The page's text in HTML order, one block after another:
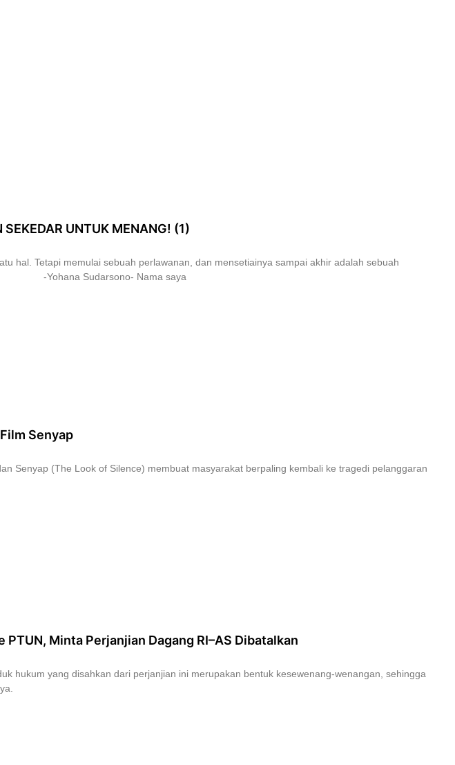
UNTUK MENANG! (1)
hal. Tetapi memulai sebuah perlawanan, dan mensetiainya sampai akhir adalah sebuah
-Yohana Sudarsono- Nama saya
Senyap
Senyap (The Look of Silence) membuat masyarakat berpaling kembali ke tragedi pelanggaran
Minta Perjanjian Dagang RI–AS Dibatalkan
hukum yang disahkan dari perjanjian ini merupakan bentuk kesewenang-wenangan, sehingga